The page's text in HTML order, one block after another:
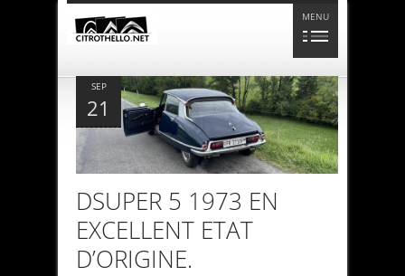
MENU
SEP
21
DSUPER 5 1973 EN
EXCELLENT ETAT
D’ORIGINE.